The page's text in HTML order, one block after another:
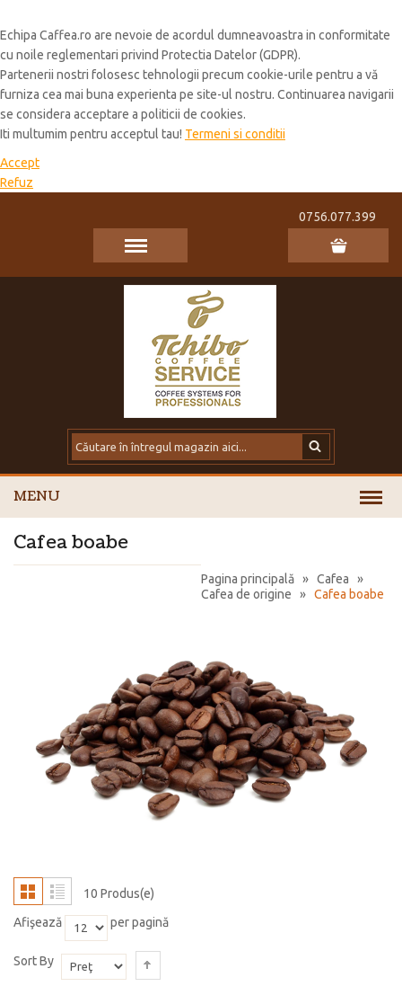
Echipa Caffea.ro are nevoie de acordul dumneavoastra in conformitate
cu noile reglementari privind Protectia Datelor (GDPR).
Partenerii nostri folosesc tehnologii precum cookie-urile pentru a vă
furniza cea mai buna experienta pe site-ul nostru. Continuarea navigarii
se considera acceptare a politicii de cookies.
Iti multumim pentru acceptul tau! Termeni si conditii
Accept
Refuz
0756.077.399
MENU
Pagina principală » Cafea
»
Cafea de origine
» Cafea boabe
Cafea boabe
10 Produs(e)
Afişează
per pagină
Sort By